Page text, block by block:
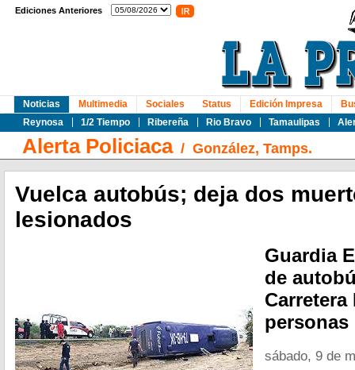
Ediciones Anteriores
Noticias
Reynosa
1/2 Tiempo Ribereña Rio Bravo Tamaulipas
Multimedia Sociales Status Edición Impresa
Alerta Policiaca/ González, Tamps.
Vuelca autobús; deja dos
lesionados
Guardia
de
Carretera
sábado, 9 de